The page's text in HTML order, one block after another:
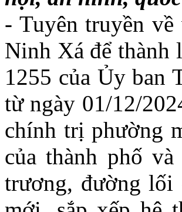
- Tuyên truyền
Ninh Xá để thành
1255 của Ủy ban
từ ngày 01/12/
chính trị phường
của thành phố
trương, đường lối